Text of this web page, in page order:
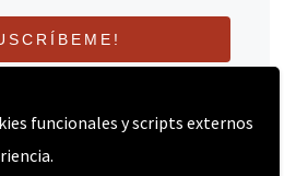
funcionales y scripts externos